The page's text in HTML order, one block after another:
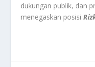
dukungan publik, dan
menegaskan posisi